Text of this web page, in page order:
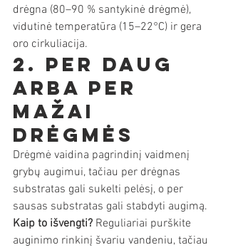
drėgna (80–90 % santykinė drėgmė),
vidutinė temperatūra (15–22°C) ir gera
oro cirkuliacija.
2. Per daug
arba per
mažai
drėgmės
Drėgmė vaidina pagrindinį vaidmenį
grybų augimui, tačiau per drėgnas
substratas gali sukelti pelėsį, o per
sausas substratas gali stabdyti augimą.
Kaip to išvengti? Reguliariai purškite
auginimo rinkinį švariu vandeniu, tačiau